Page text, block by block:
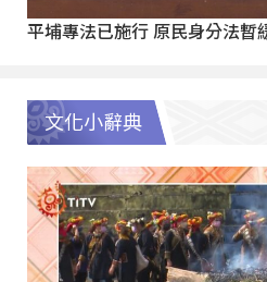
平埔專法已施行 原民身分法暫
文化小辭典